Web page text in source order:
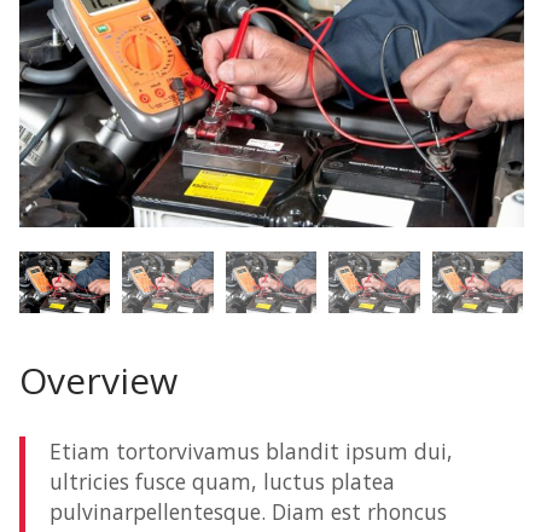
Overview
Etiam tortorvivamus blandit ipsum dui,
ultricies fusce quam, luctus platea
pulvinarpellentesque. Diam est rhoncus